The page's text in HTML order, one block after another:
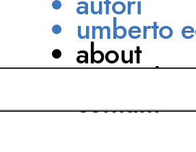
umberto
about
network
contatti
Marco Belpoliti